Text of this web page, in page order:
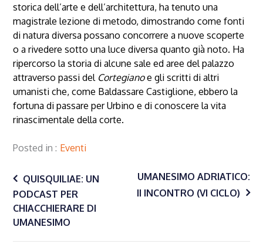
storica dell’arte e dell’architettura, ha tenuto una
magistrale lezione di metodo, dimostrando come fonti
di natura diversa possano concorrere a nuove scoperte
o a rivedere sotto una luce diversa quanto già noto. Ha
ripercorso la storia di alcune sale ed aree del palazzo
attraverso passi del Cortegianoe gli scritti di altri
umanisti che, come Baldassare Castiglione, ebbero la
fortuna di passare per Urbino e di conoscere la vita
rinascimentale della corte.
Posted in Eventi
Navigazione
articoli
QUISQUILIAE: UN
PODCAST PER
CHIACCHIERARE DI
UMANESIMO
UMANESIMO ADRIATICO:
II INCONTRO (VI CICLO)